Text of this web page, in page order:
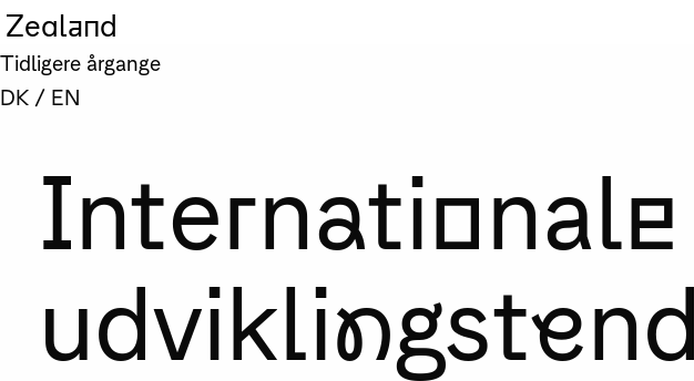
Zealand
Tidligere årgange
DK / EN
Internationale